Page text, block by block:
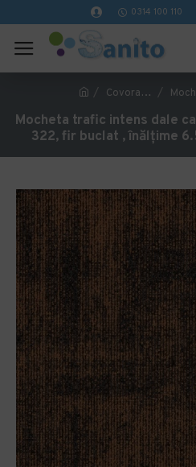
0314 100 110
Covorase Profesionale Mochete Birou si
Mocheta trafic intens dale
322, fir buclat , înălțime